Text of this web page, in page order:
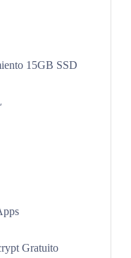
15GB SSD
Gratuito